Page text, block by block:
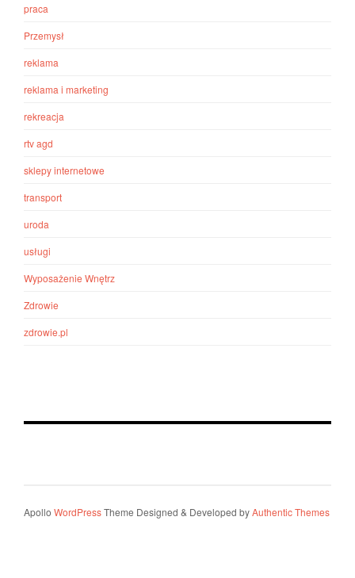
praca
Przemysł
reklama
reklama i marketing
rekreacja
rtv agd
sklepy internetowe
transport
uroda
usługi
Wyposażenie Wnętrz
Zdrowie
zdrowie.pl
Apollo WordPressTheme Designed & Developed byAuthentic Themes